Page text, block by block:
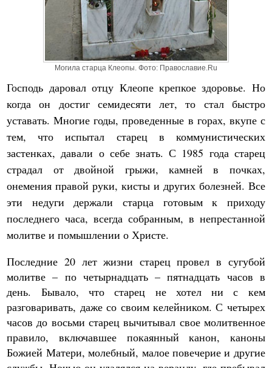
Могила старца Клеопы. Фото: Православие.Ru
Господь даровал отцу Клеопе крепкое здоровье. Но
когда он достиг семидесяти лет, то стал быстро
уставать. Многие годы, проведенные в горах, вкупе с
тем, что испытал старец в коммунистических
застенках, давали о себе знать. С 1985 года старец
страдал от двойной грыжи, камней в почках,
онемения правой руки, кисты и других болезней. Все
эти недуги держали старца готовым к приходу
последнего часа, всегда собранным, в непрестанной
молитве и помышлении о Христе.
Последние 20 лет жизни старец провел в сугубой
молитве – по четырнадцать – пятнадцать часов в
день. Бывало, что старец не хотел ни с кем
разговаривать, даже со своим келейником. С четырех
часов до восьми старец вычитывал свое молитвенное
правило, включавшее покаянный канон, каноны
Божией Матери, молебный, малое повечерие и другие